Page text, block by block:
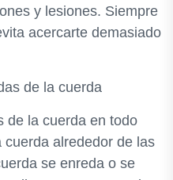
y lesiones. Siempre
acercarte demasiado
de la cuerda
de la cuerda en todo
alrededor de las
se enreda o se